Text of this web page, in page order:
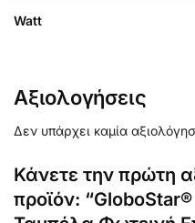
Watt
Αξιολογήσεις
Δεν υπάρχει καμία
Κάνετε την πρώτη
προϊόν: